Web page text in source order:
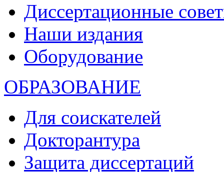
Диссертационные
Наши издания
Оборудование
ОБРАЗОВАНИЕ
Для соискателей
Докторантура
Защита диссертаций